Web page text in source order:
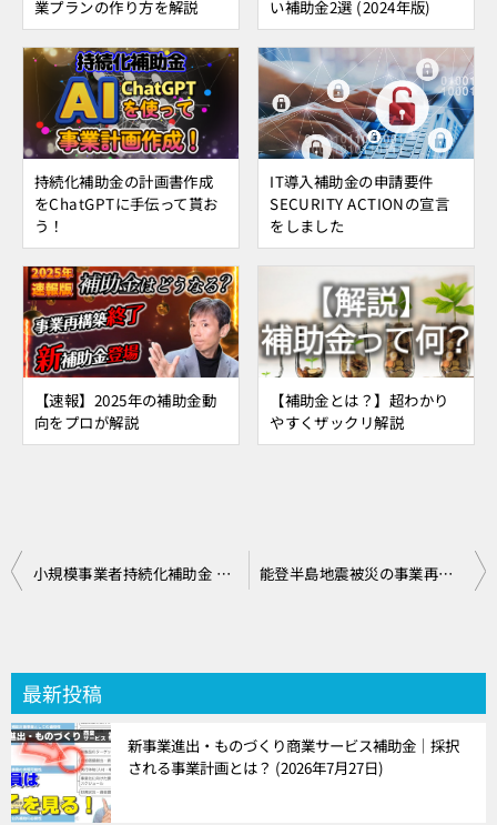
業プランの作り方を解説 い補助金2選 (2024年版)
持続化補助金の計画書作成
をChatGPTに手伝って貰お
う！
IT導入補助金の申請要件
SECURITY ACTIONの宣言
をしました
【速報】2025年の補助金動
向をプロが解説
【補助金とは？】超わかり
やすくザックリ解説
投
ビ
ゲ
ー
シ
小規模事業者持続化補助金 第15回 公募要領を徹底解説 能登半島地震被災の事業再生に使える補助金｜小規模事業者持続化補助金 災害支援枠
最新投稿
新事業進出・ものづくり商業サービス補助金｜採択
される事業計画とは？ 2026年7月27日